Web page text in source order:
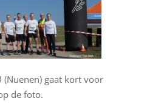
(Nuenen) gaat kort voor
de foto.